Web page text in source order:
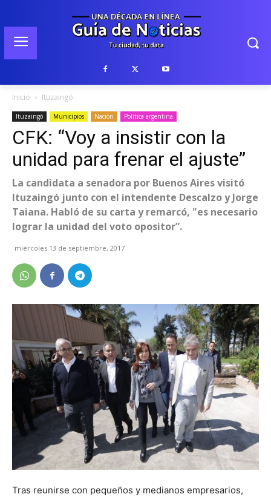
Inicio Ituzaingó
Ituzaingó Municipios Nación Política argentina
CFK: “Voy a insistir con la
unidad para frenar el ajuste”
La candidata a senadora por Buenos Aires visitó
Ituzaingó junto con el intendente Descalzo y Jorge
Taiana. Habló de su carta y remarcó, "es necesario
lograr la unidad del voto opositor”.
miércoles 13 de septiembre, 2017
Tras reunirse con pequeños y medianos empresarios,